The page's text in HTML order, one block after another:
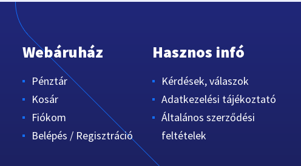
Webáruház
Pénztár
Kosár
Fiókom
Belépés / Regisztráció
Hasznos infó
Kérdések, válaszok
Adatkezelési tájékoztató
Általános szerződési
feltételek